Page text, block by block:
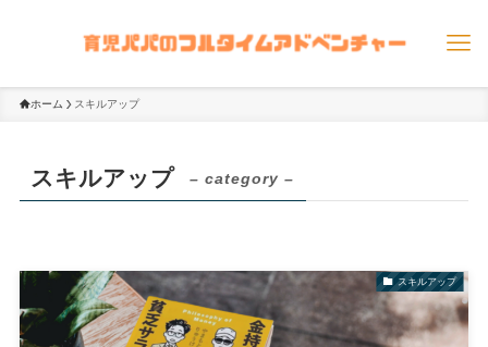
ホーム スキルアップ
スキルアップ – category –
スキルアップ